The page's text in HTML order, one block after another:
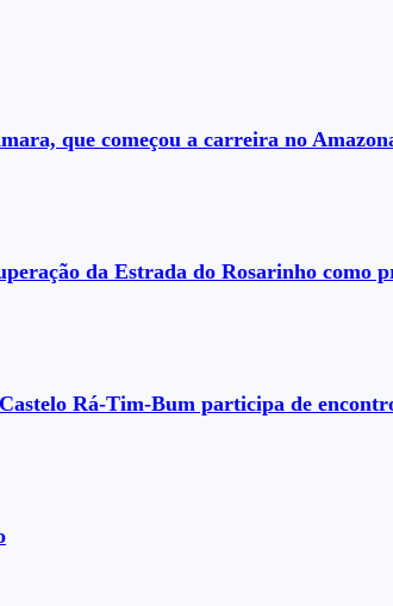
que começou a carreira no
da Estrada do Rosarinho como
Rá-Tim-Bum participa de